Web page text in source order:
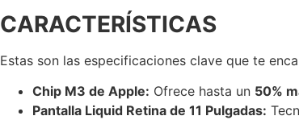
CARACTERÍSTICAS
Estas son las especificaciones clave que te
Chip M3 de Apple: Ofrece hasta un 50%
Pantalla Liquid Retina de 11 Pulgadas: